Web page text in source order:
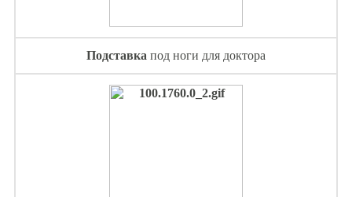
Подставка под ноги для доктора